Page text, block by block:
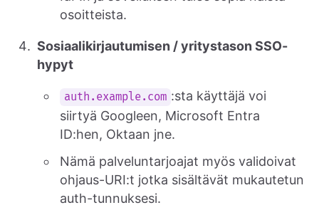
osoitteista.
Sosiaalikirjautumisen / yritystason SSO-
hypyt
auth.example.com :sta käyttäjä voi
siirtyä Googleen, Microsoft Entra
ID:hen, Oktaan jne.
Nämä palveluntarjoajat myös validoivat
ohjaus-URI:t jotka sisältävät mukautetun
auth-tunnuksesi.